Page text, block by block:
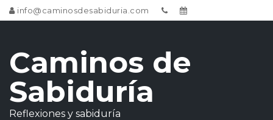
info@caminosdesabiduria.com
Caminos de
Sabiduría
Reflexiones y sabiduría